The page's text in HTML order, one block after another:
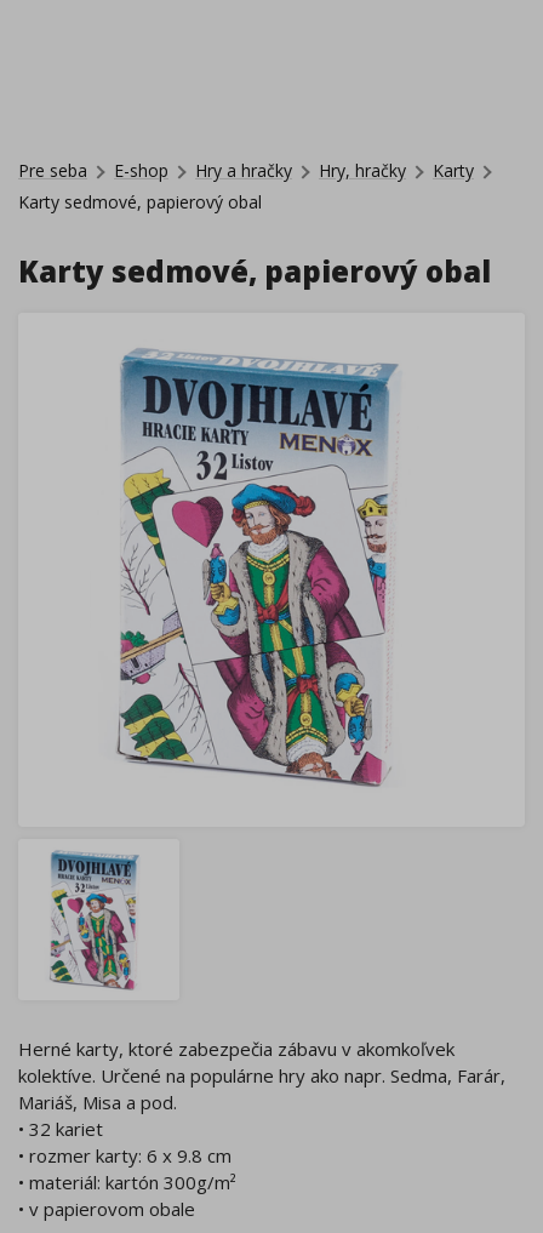
Pre seba E-shop Hry a hračky Hry, hračky
Karty
Karty sedmové, papierový obal
Karty sedmové, papierový obal
Herné karty, ktoré zabezpečia zábavu v akomkoľvek
kolektíve. Určené na populárne hry ako napr. Sedma, Farár,
Mariáš, Misa a pod.
• 32 kariet
• rozmer karty: 6 x 9.8 cm
• materiál: kartón 300g/m²
• v papierovom obale